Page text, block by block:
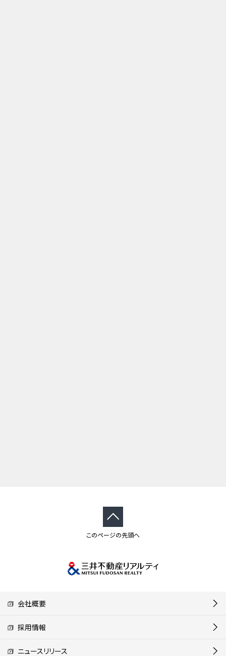
このページの先頭へ
会社概要
採用情報
ニュースリリース